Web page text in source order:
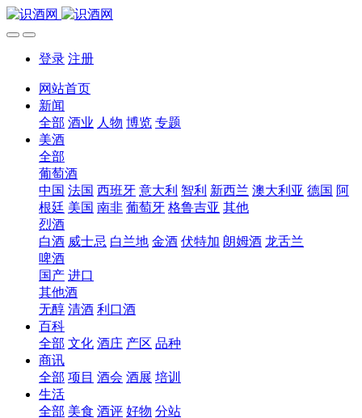
登录 注册
网站首页
新闻
全部 酒业 人物 博览 专题
美酒
全部
葡萄酒
中国 法国 西班牙 意大利 智利 新西兰 澳大利亚 德国 阿
根廷 美国 南非 葡萄牙 格鲁吉亚 其他
烈酒
白酒 威士忌 白兰地 金酒 伏特加 朗姆酒 龙舌兰
啤酒
国产 进口
其他酒
无醇 清酒 利口酒
百科
全部 文化 酒庄 产区 品种
商讯
全部 项目 酒会 酒展 培训
生活
全部 美食 酒评 好物 分站